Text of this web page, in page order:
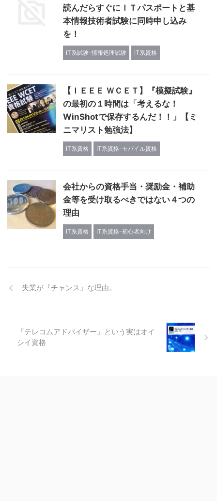
読んだらすぐにＩＴパスポートと基
本情報技術者試験に同時申し込み
を！
IT系試験-情報処理試験 IT系資格
【ＩＥＥＥ ＷＣＥＴ】『模擬試験』
の最初の１時間は「考えるな！
WinShotで保存するんだ！！」【ミ
ニマリスト勉強法】
IT系資格 IT系資格-モバイル資格
会社からの資格手当・奨励金・補助
金等を受け取るべきではない４つの
理由
IT系資格 IT系資格-初心者向け
失業が『チャンス』な理由。
『テレコムアドバイザー』という実はオイ
シイ資格